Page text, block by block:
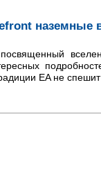
наземные
EA не